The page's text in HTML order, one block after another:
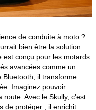
(295)
T(102) U(12)
& SCOOTERpar pays
, un magasin prés
pour les MOTARDS
de conduite à moto ?
bien être la solution.
est conçu pour les motards
avancées comme un
Bluetooth, il transforme
Imaginez pouvoir
route. Avec le Skully, c'est
de protéger ; il enrichit